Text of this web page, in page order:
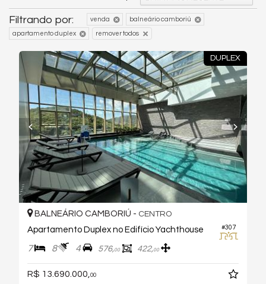
Filtrando por: venda balneário camboriú
apartamento duplex remover todos
DUPLEX
#307
BALNEÁRIO CAMBORIÚ - CENTRO
Apartamento Duplex no Edifício Yachthouse
7 8 4 576,00 422,00
R$ 13.690.000, 00